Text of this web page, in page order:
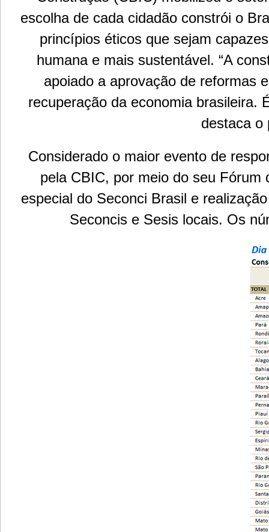
escolha de cada cidadão constrói o
princípios éticos que sejam
humana e mais sustentável. “A
apoiado a aprovação de reformas
recuperação da economia brasileira.
destaca o
Considerado o maior evento de
pela CBIC, por meio do seu Fórum
especial do Seconci Brasil e
Seconcis e Sesis locais. Os